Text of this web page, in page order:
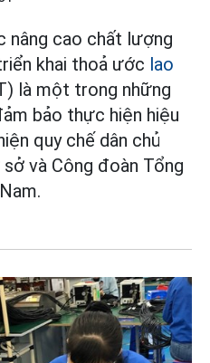
nâng cao chất lượng
khai thoả ước lao
là một trong những
bảo thực hiện hiệu
quy chế dân chủ
và Công đoàn Tổng